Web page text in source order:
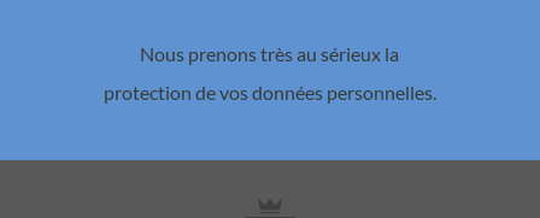
Nous prenons très au sérieux la
protection de vos données personnelles.